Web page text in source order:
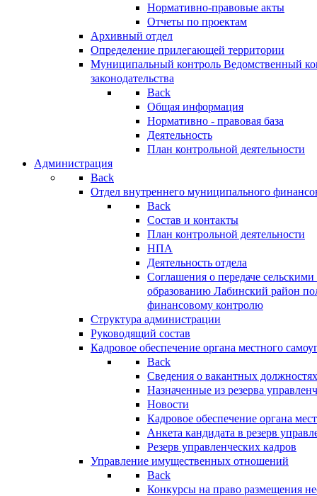
Нормативно-правовые акты
Отчеты по проектам
Архивный отдел
Определение прилегающей территории
Муниципальный контроль Ведомственный
законодательства
Back
Общая информация
Нормативно - правовая база
Деятельность
План контрольной деятельности
Администрация
Back
Отдел внутреннего муниципального
Back
Состав и контакты
План контрольной деятельности
НПА
Деятельность отдела
Соглашения о передаче
образованию Лабинский район
финансовому контролю
Структура администрации
Руководящий состав
Кадровое обеспечение органа местного
Back
Сведения о вакантных
Назначенные из резерва
Новости
Кадровое обеспечение органа
Анкета кандидата в резерв
Резерв управленческих кадров
Управление имущественных отношений
Back
Конкурсы на право размещения